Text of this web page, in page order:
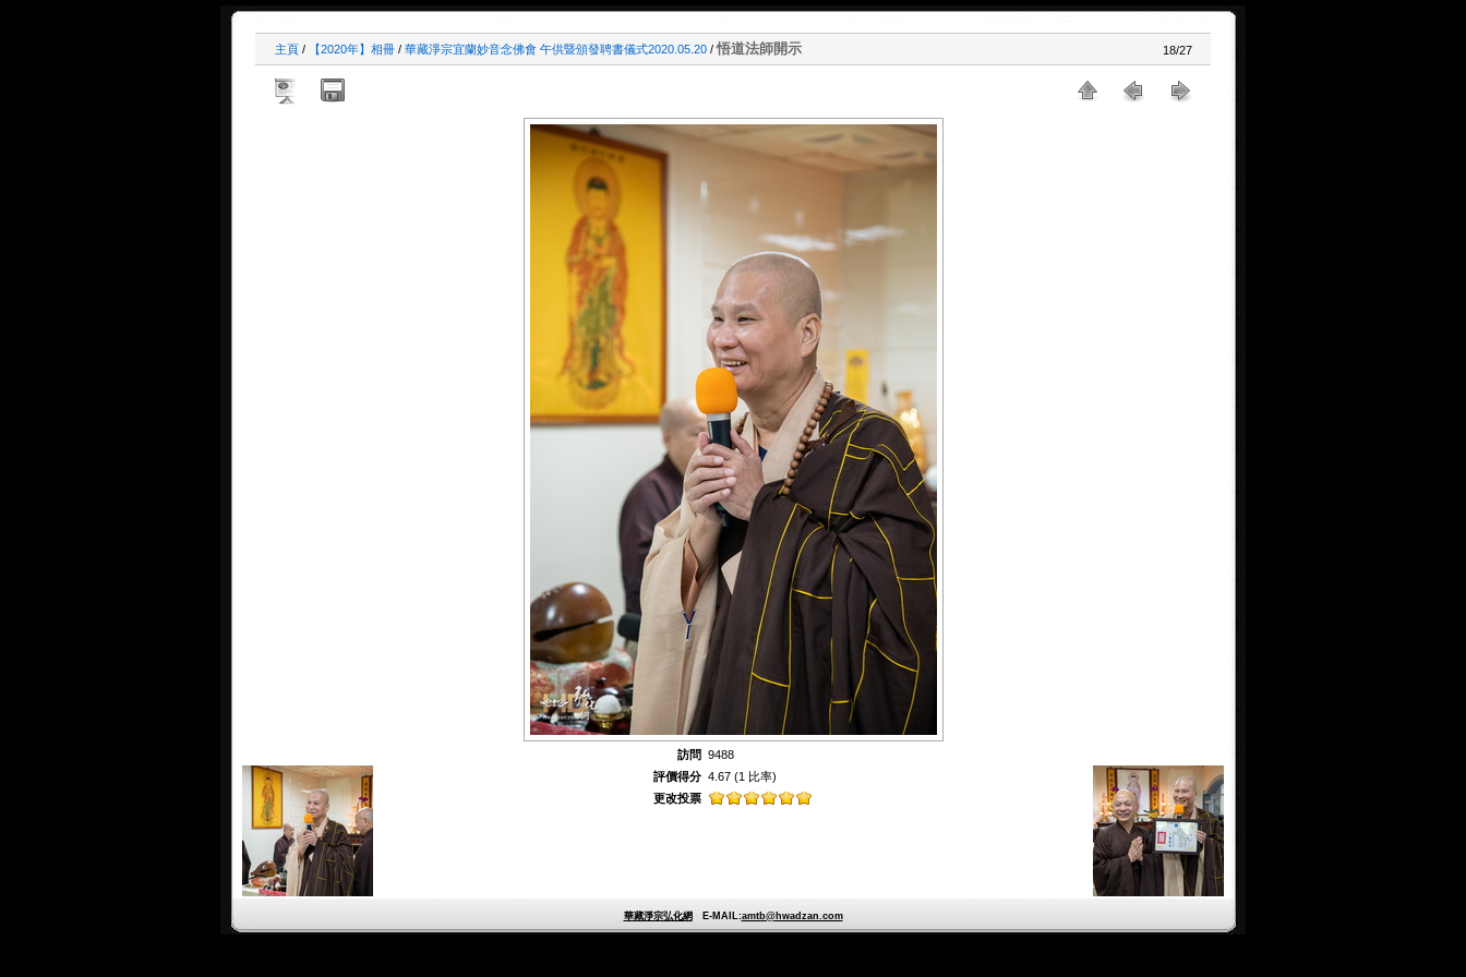
主頁 / 【2020年】相冊 / 華藏淨宗宜蘭妙音念佛會 午供暨頒發聘書儀式2020.05.20 /悟道法師開示 18/27
訪問 9488
評價得分 4.67 (1 比率)
更改投票
華藏淨宗弘化網E-MAIL:amtb@hwadzan.com